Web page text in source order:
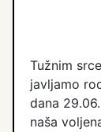
Tužnim
javljamo
dana
naša